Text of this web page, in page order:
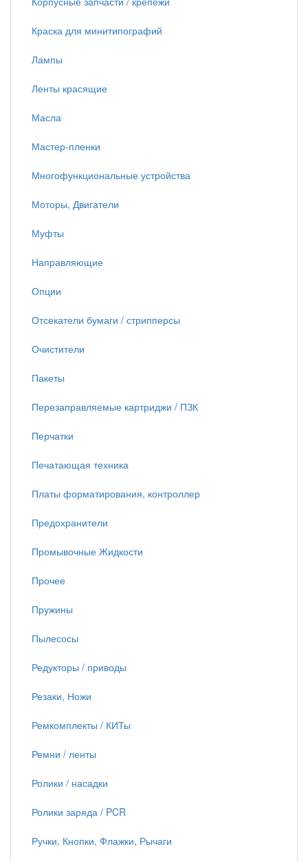
Краска для минитипографий
Лампы
Ленты красящие
Масла
Мастер-пленки
Многофункциональные устройства
Моторы, Двигатели
Муфты
Направляющие
Опции
Отсекатели бумаги / стрипперсы
Очистители
Пакеты
Перезаправляемые картриджи / ПЗК
Перчатки
Печатающая техника
Платы форматирования, контроллер
Предохранители
Промывочные Жидкости
Прочее
Пружины
Пылесосы
Редукторы / приводы
Резаки, Ножи
Ремкомплекты / КИТы
Ремни / ленты
Ролики / насадки
Ролики заряда / PCR
Ручки, Кнопки, Флажки, Рычаги